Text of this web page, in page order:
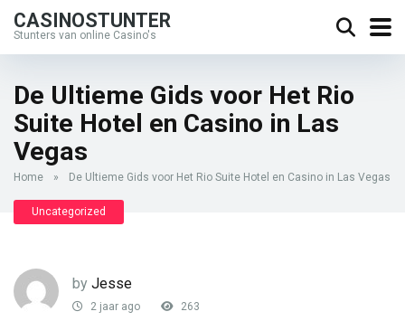
CASINOSTUNTER
Stunters van online Casino's
De Ultieme Gids voor Het Rio
Suite Hotel en Casino in Las
Vegas
Home » De Ultieme Gids voor Het Rio Suite Hotel en Casino in Las Vegas
Uncategorized
by Jesse
2 jaar ago 263